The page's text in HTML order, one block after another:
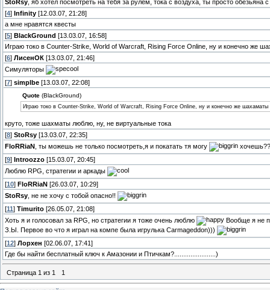
StoRsy , яб хотел посмотреть на тебя за рулём, тока с воздуха, ты просто обезьяна с
[4] Infinity [12.03.07, 21:28]
а мне нравятся квесты
[5] BlackGround [13.03.07, 16:58]
Играю токо в Counter-Strike, World of Warcraft, Rising Force Online, ну и конечно же
[6] ЛисенОК [13.03.07, 21:46]
Симуляторы
[7] simplbe [13.03.07, 22:08]
Quote(BlackGround)
Играю токо в Counter-Strike, World of Warcraft, Rising Force Online, ну и конечно же шахаматы
круто, тоже шахматы люблю, ну, не виртуальные тока
[8] StoRsy [13.03.07, 22:35]
FloRRiaN , ты можешь не только посмотреть,я и покатать тя могу
[9] Introozzo [15.03.07, 20:45]
Люблю RPG, стратегии и аркады
[10] FloRRiaN [26.03.07, 10:29]
StoRsy , не не хочу с тобой опасно!!
[11 ] Timurito [26.05.07, 21:08]
Хоть я и голосовал за RPG, но стратегии я тоже очень люблю
Вообще я не
З.Ы. Первое во что я играл на компе была игрулька Carmageddon)))
[12] Лорхен [02.06.07, 17:41]
Где бы найти бесплатный ключ к Амазонии и Птичкам?.......................)
Страница 1 из 1 1